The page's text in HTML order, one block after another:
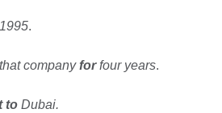
.
companyforfour years.
to Dubai.